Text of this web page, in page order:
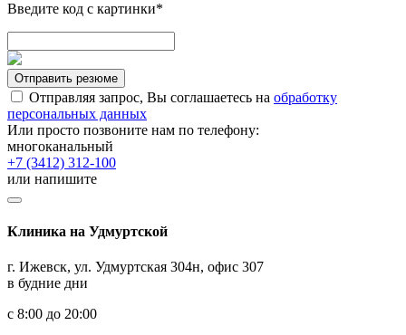
Введите код с картинки*
Отправить резюме
Отправляя запрос, Вы соглашаетесь на обработку
персональных данных
Или просто позвоните нам по телефону:
многоканальный
+7 (3412) 312-100
или напишите
Клиника на Удмуртской
г. Ижевск, ул. Удмуртская 304н, офис 307
в будние дни
с 8:00 до 20:00